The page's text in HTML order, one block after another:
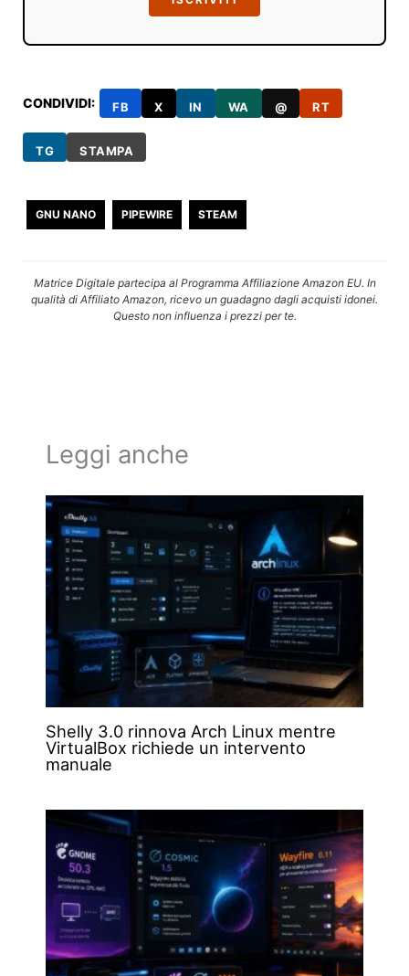
CONDIVIDI: FB X IN WA @ RT
TG STAMPA
GNU NANO PIPEWIRE STEAM
Matrice Digitale partecipa al Programma Affiliazione Amazon EU. In
qualità di Affiliato Amazon, ricevo un guadagno dagli acquisti idonei.
Questo non influenza i prezzi per te.
Leggi anche
Shelly 3.0 rinnova Arch Linux mentre
VirtualBox richiede un intervento
manuale